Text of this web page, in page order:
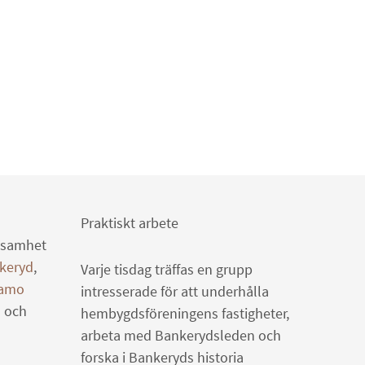
,
och
Praktiskt arbete
Varje tisdag träffas en grupp
intresserade för att underhålla
hembygdsföreningens fastigheter,
arbeta med Bankerydsleden och
forska i Bankeryds historia